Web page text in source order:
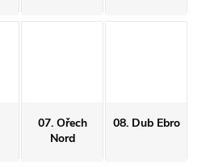
07. Ořech
Nord
08. Dub Ebro